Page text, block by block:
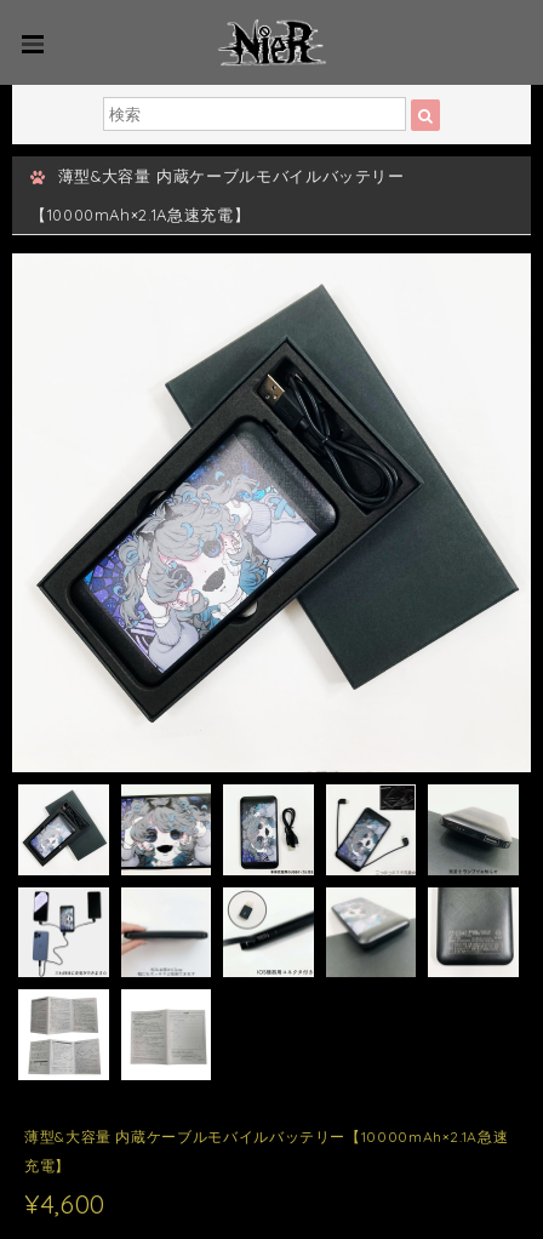
薄型&大容量 内蔵ケーブルモバイルバッテリー
【10000mAh×2.1A急速充電】
薄型&大容量 内蔵ケーブルモバイルバッテリー【10000mAh×2.1A急速
充電】
¥4,600